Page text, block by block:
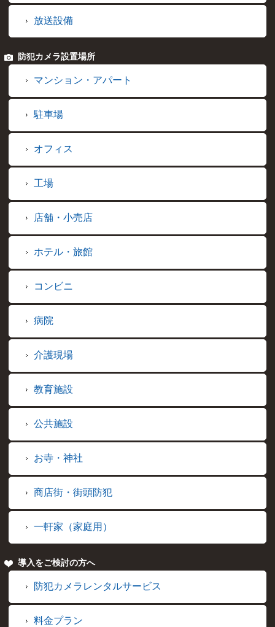
放送設備
防犯カメラ設置場所
マンション・アパート
駐車場
オフィス
工場
店舗・小売店
ホテル・旅館
コンビニ
病院
介護現場
教育施設
公共施設
お寺・神社
商店街・街頭防犯
一軒家（家庭用）
導入をご検討の方へ
防犯カメラレンタルサービス
料金プラン